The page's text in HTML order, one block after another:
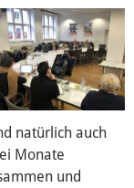
natürlich auch
Monate
und